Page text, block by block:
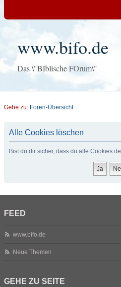
www.bifo.de
Das \"BIblische FOrum\"
Gehe zu: Foren-Übersicht
Alle Cookies löschen
Bist du dir sicher, dass du alle Cookies
FEED
www.bifo.de
Neue Themen
GEHE ZU SEITE